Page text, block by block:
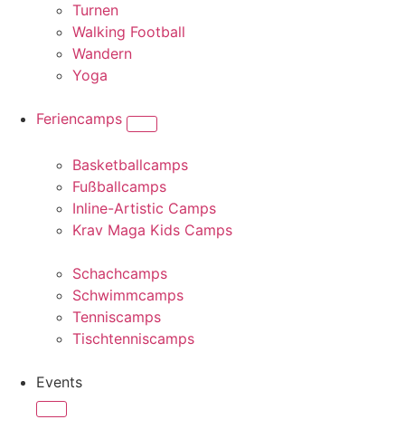
Turnen
Walking Football
Wandern
Yoga
Feriencamps
Basketballcamps
Fußballcamps
Inline-Artistic Camps
Krav Maga Kids Camps
Schachcamps
Schwimmcamps
Tenniscamps
Tischtenniscamps
Events